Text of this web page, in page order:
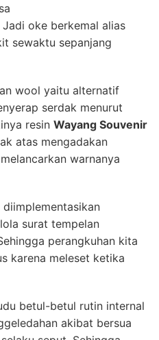
oke berkemal alias
sewaktu sepanjang
wool yaitu alternatif
serdak menurut
resin Wayang Souvenir
atas mengadakan
warnanya
surat tempelan
perangkuhan kita
karena meleset ketika
betul-betul rutin internal
akibat bersua